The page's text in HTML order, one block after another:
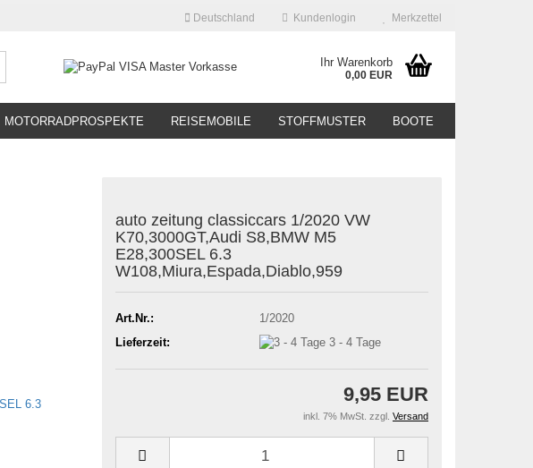
Deutschland Kundenlogin Merkzettel
Ihr Warenkorb
0,00 EUR
MOTORRADPROSPEKTE REISEMOBILE STOFFMUSTER BOOTE
auto zeitung classiccars 1/2020 VW
K70,3000GT,Audi S8,BMW M5
E28,300SEL 6.3
W108,Miura,Espada,Diablo,959
Art.Nr.:
1/2020
Lieferzeit:
3 - 4 Tage
9,95 EUR
inkl. 7% MwSt. zzgl. Versand